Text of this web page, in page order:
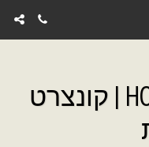
HOMELAND CONCERT | קונצרט